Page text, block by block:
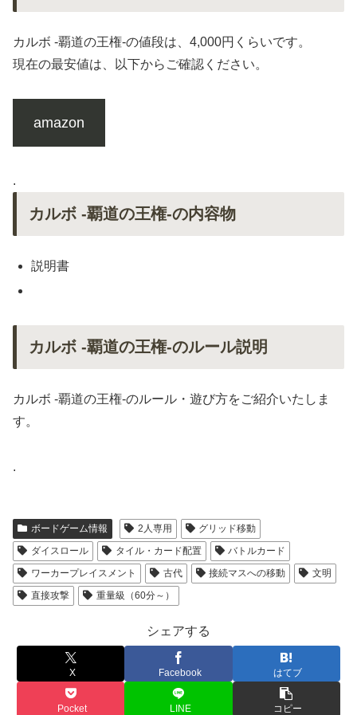
カルボ -覇道の王権-の値段は、4,000円くらいです。
現在の最安値は、以下からご確認ください。
amazon
.
カルボ -覇道の王権-の内容物
説明書
カルボ -覇道の王権-のルール説明
カルボ -覇道の王権-のルール・遊び方をご紹介いたしま
す。
.
ボードゲーム情報 2人専用
グリッド移動
ダイスロール
タイル・カード配置
バトルカード
ワーカープレイスメント
古代 接続マスへの移動
文明
直接攻撃
重量級（60分～）
シェアする
X Facebook はてブ
Pocket LINE コピー